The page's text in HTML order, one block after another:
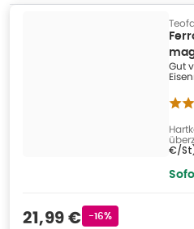
100
Gut
€/St
Verkaufspreis
21,99 € Rabattstempel
-16%